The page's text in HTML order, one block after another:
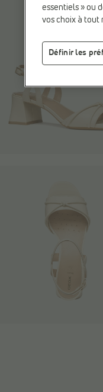
essentiels » ou
vos choix à tout
Définir les